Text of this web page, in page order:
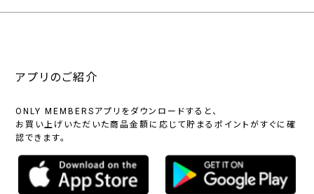
アプリのご紹介
ONLY MEMBERSアプリをダウンロードすると、
お買い上げいただいた商品金額に応じて貯まるポイントがすぐに確
認できます。